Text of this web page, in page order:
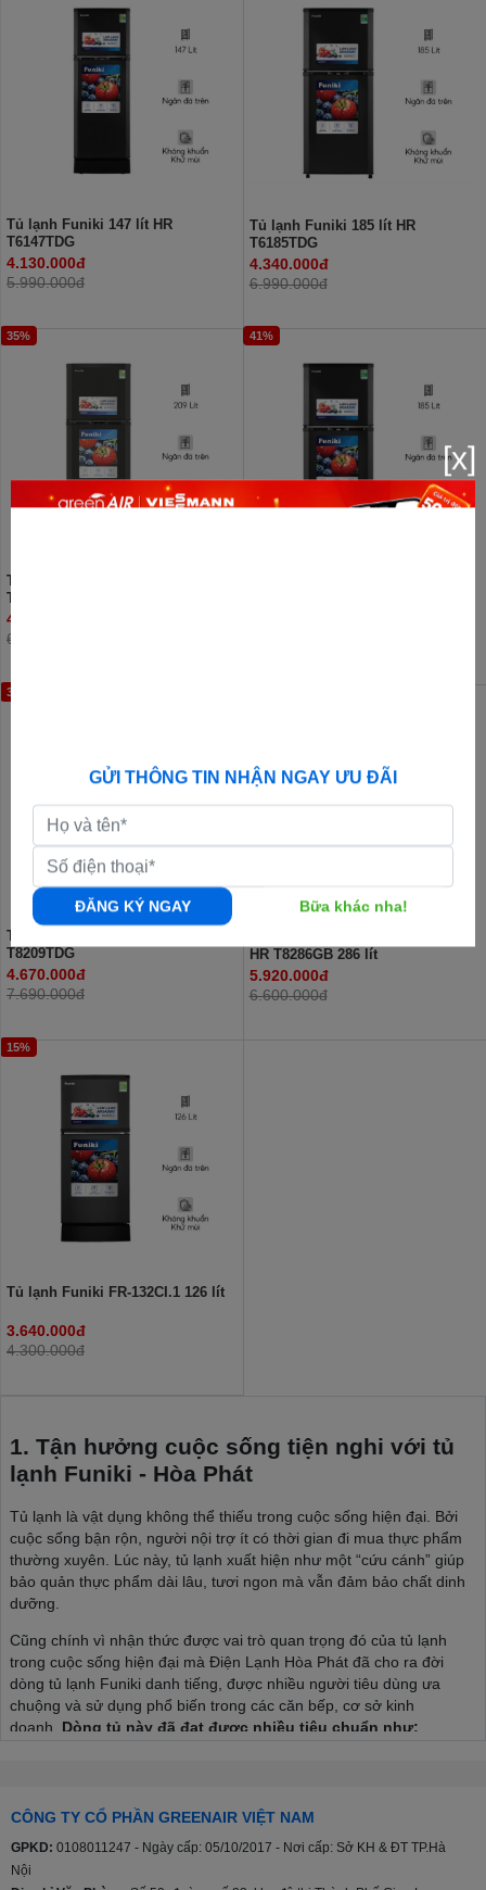
Tủ lạnh Funiki 147 lít HR
T6147TDG
4.130.000đ
5.990.000đ
Tủ lạnh Funiki 185 lít HR
T6185TDG
4.340.000đ
6.990.000đ
35%
Tủ lạnh Funiki 209 lít HR
T6209TDG
4.510.000đ
6.990.000đ
41%
39%
Tủ lạnh Funiki Inverter 209 lít HR
T8209TDG
4.670.000đ
7.690.000đ
HR T8286GB 286 lít
5.920.000đ
6.600.000đ
15%
Tủ lạnh Funiki FR-132CI.1 126 lít
3.640.000đ
4.300.000đ
1. Tận hưởng cuộc sống tiện nghi với tủ
lạnh Funiki - Hòa Phát
Tủ lạnh là vật dụng không thể thiếu trong cuộc sống hiện đại. Bởi
cuộc sống bận rộn, người nội trợ ít có thời gian đi mua thực phẩm
thường xuyên. Lúc này, tủ lạnh xuất hiện như một “cứu cánh” giúp
bảo quản thực phẩm dài lâu, tươi ngon mà vẫn đảm bảo chất dinh
dưỡng.
Cũng chính vì nhận thức được vai trò quan trọng đó của tủ lạnh
trong cuộc sống hiện đại mà Điện Lạnh Hòa Phát đã cho ra đời
dòng tủ lạnh Funiki danh tiếng, được nhiều người tiêu dùng ưa
chuộng và sử dụng phổ biến trong các căn bếp, cơ sở kinh
doanh. Dòng tủ này đã đạt được nhiều tiêu chuẩn như:
Tiêu chuẩn cụ thể về mức độ an toàn đối với tủ lạnh, tủ đông
lạnh thực phẩm và tủ đá TCVN 5699-2-24:1998.
Tiêu chuẩn năng lượng Việt Nam TCVN 7828:2016; TCVN
CÔNG TY CỔ PHẦN GREENAIR VIỆT NAM
GPKD: 0108011247 - Ngày cấp: 05/10/2017 - Nơi cấp: Sở KH & ĐT TP.Hà
Nội
[x]
GỬI THÔNG TIN NHẬN NGAY ƯU ĐÃI
ĐĂNG KÝ NGAY Bữa khác nha!